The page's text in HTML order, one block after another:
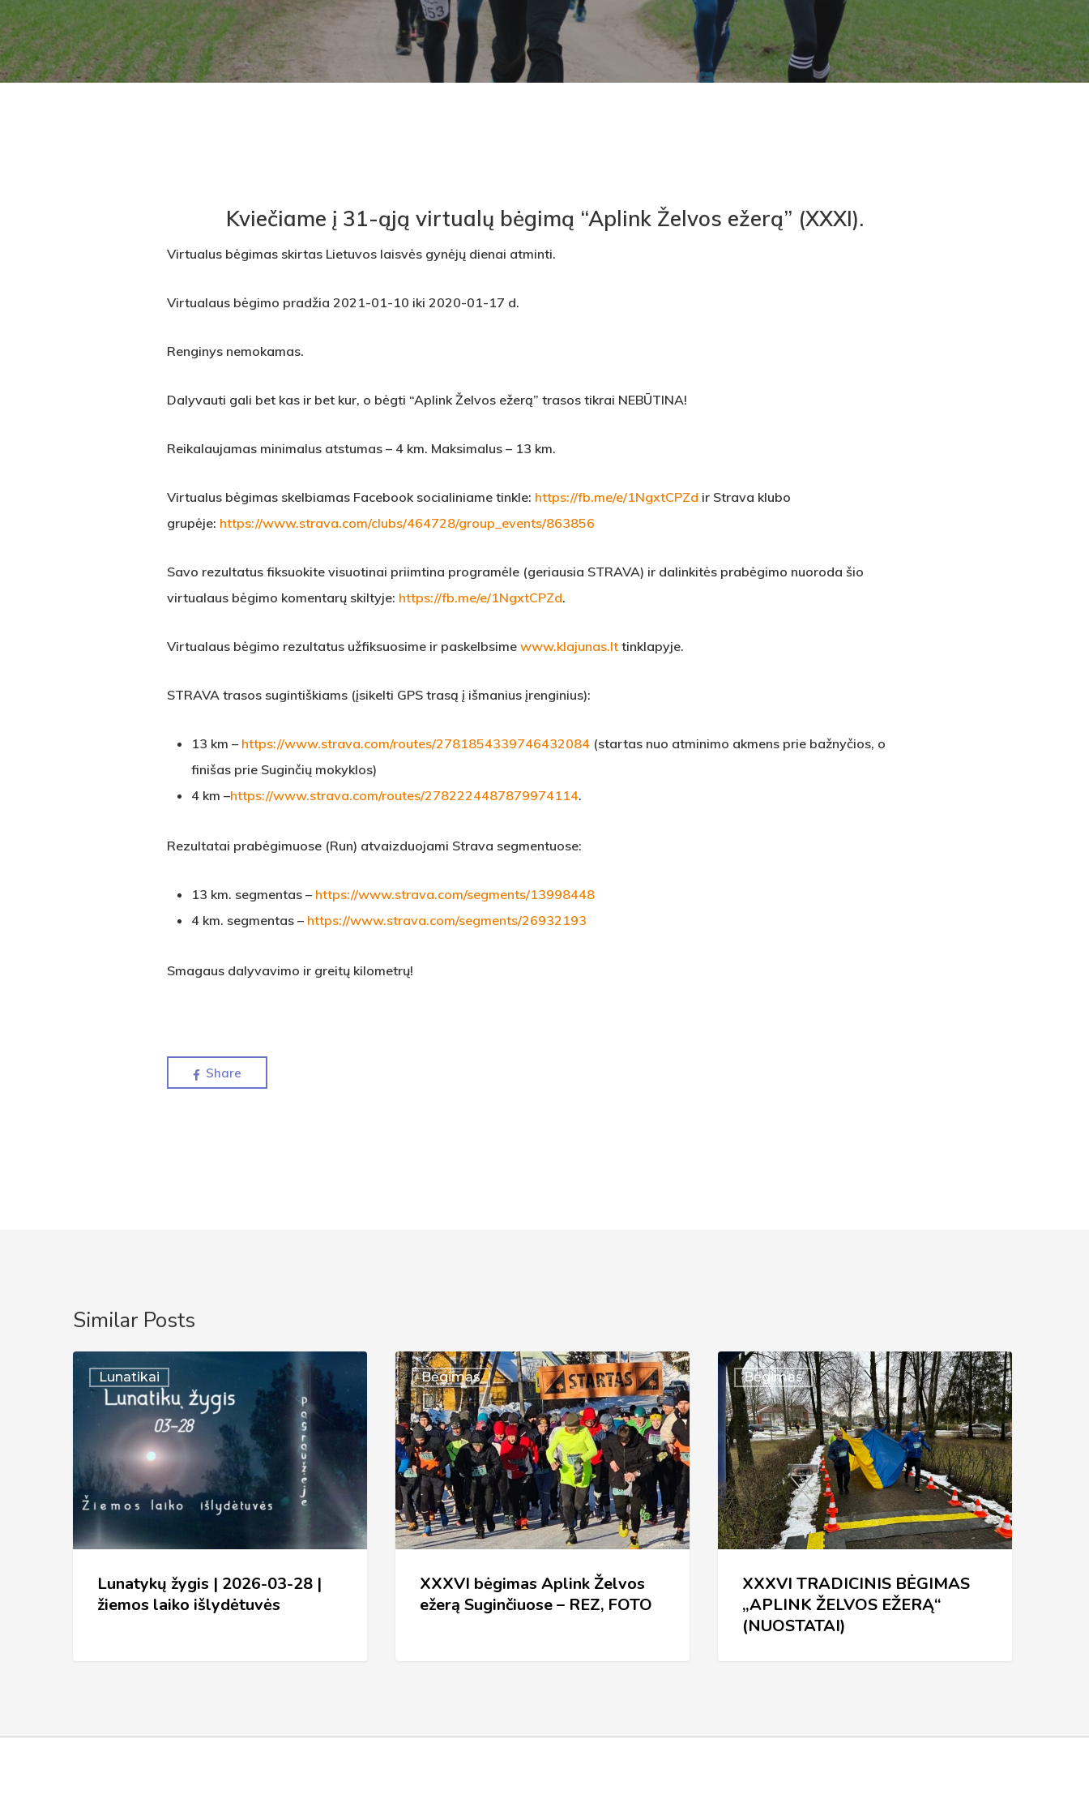
Kviečiame į 31-ąją virtualų bėgimą “Aplink Želvos ežerą” (XXXI).
Virtualus bėgimas skirtas Lietuvos laisvės gynėjų dienai atminti.
Virtualaus bėgimo pradžia 2021-01-10 iki 2020-01-17 d.
Renginys nemokamas.
Dalyvauti gali bet kas ir bet kur, o bėgti “Aplink Želvos ežerą” trasos tikrai NEBŪTINA!
Reikalaujamas minimalus atstumas – 4 km. Maksimalus – 13 km.
Virtualus bėgimas skelbiamas Facebook socialiniame tinkle: https://fb.me/e/1NgxtCPZd ir Strava klubo
grupėje: https://www.strava.com/clubs/464728/group_events/863856
Savo rezultatus fiksuokite visuotinai priimtina programėle (geriausia STRAVA) ir dalinkitės prabėgimo nuoroda šio
virtualaus bėgimo komentarų skiltyje: https://fb.me/e/1NgxtCPZd.
Virtualaus bėgimo rezultatus užfiksuosime ir paskelbsimewww.klajunas.lt tinklapyje.
STRAVA trasos sugintiškiams (įsikelti GPS trasą į išmanius įrenginius):
13 km – https://www.strava.com/routes/2781854339746432084 (startas nuo atminimo akmens prie bažnyčios, o
finišas prie Suginčių mokyklos)
4 km –https://www.strava.com/routes/2782224487879974114.
Rezultatai prabėgimuose (Run) atvaizduojami Strava segmentuose:
13 km. segmentas – https://www.strava.com/segments/13998448
4 km. segmentas – https://www.strava.com/segments/26932193
Smagaus dalyvavimo ir greitų kilometrų!
Share
Similar Posts
Lunatikai
Lunatykų
žygis
|
03-
28
žiemos
išlydėtuvės
Lunatykų žygis | 2026-03-28 |
žiemos laiko išlydėtuvės
Bėgimas
XXXVI
bėgimas
Aplink
Želvos
ežerą
Suginčiuose
–
REZ,
XXXVI bėgimas Aplink Želvos
ežerą Suginčiuose – REZ, FOTO
Bėgimas
XXXVI
TRADICINIS
BĖGIMAS
„APLINK
ŽELVOS
EŽERĄ“
(NUOSTATAI)
XXXVI TRADICINIS BĖGIMAS
„APLINK ŽELVOS EŽERĄ“
(NUOSTATAI)